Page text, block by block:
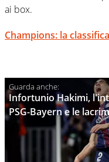
ai box.
Champions: la
Infortunio Hakimi,
PSG-Bayern e le